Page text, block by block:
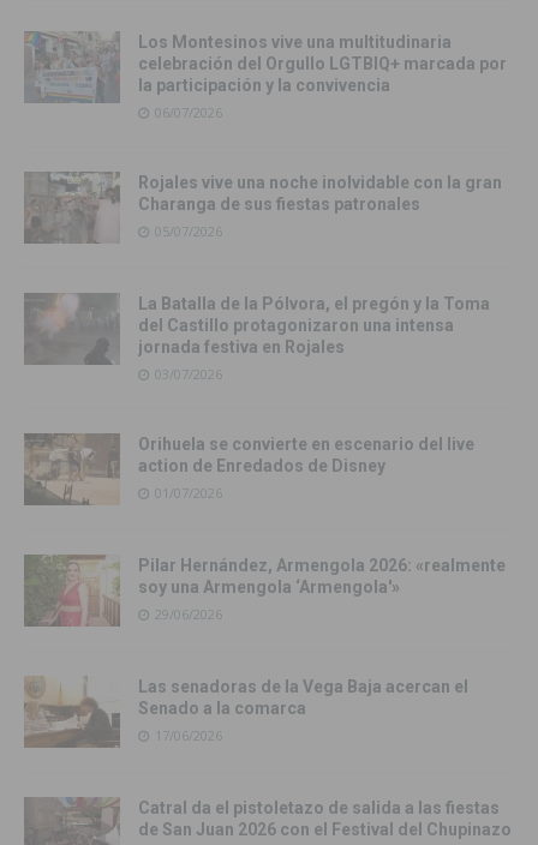
Los Montesinos vive una multitudinaria
celebración del Orgullo LGTBIQ+ marcada por
la participación y la convivencia
06/07/2026
Rojales vive una noche inolvidable con la gran
Charanga de sus fiestas patronales
05/07/2026
La Batalla de la Pólvora, el pregón y la Toma
del Castillo protagonizaron una intensa
jornada festiva en Rojales
03/07/2026
Orihuela se convierte en escenario del live
action de Enredados de Disney
01/07/2026
Pilar Hernández, Armengola 2026: «realmente
soy una Armengola ‘Armengola'»
29/06/2026
Las senadoras de la Vega Baja acercan el
Senado a la comarca
17/06/2026
Catral da el pistoletazo de salida a las fiestas
de San Juan 2026 con el Festival del Chupinazo